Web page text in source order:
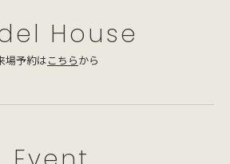
House
場予約はこちらから